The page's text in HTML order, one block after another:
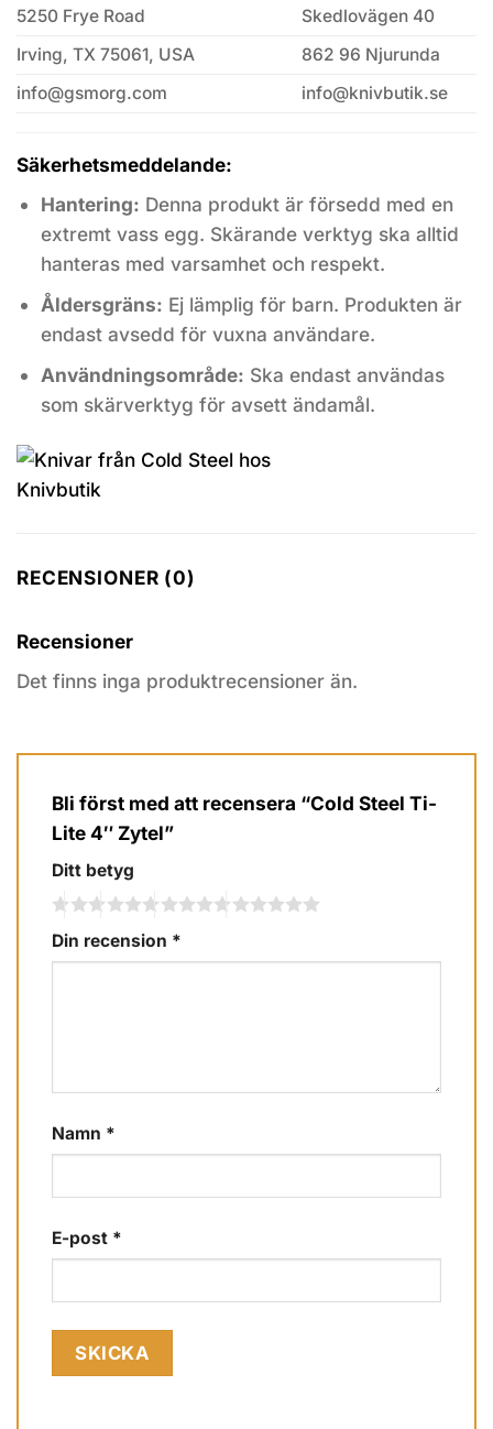
5250 Frye Road
Skedlovägen 40
Irving, TX 75061, USA
862 96 Njurunda
info@gsmorg.com
info@knivbutik.se
Säkerhetsmeddelande:
Hantering: Denna produkt är försedd med en
extremt vass egg. Skärande verktyg ska alltid
hanteras med varsamhet och respekt.
Åldersgräns: Ej lämplig för barn. Produkten är
endast avsedd för vuxna användare.
Användningsområde: Ska endast användas
som skärverktyg för avsett ändamål.
RECENSIONER (0)
Recensioner
Det finns inga produktrecensioner än.
Bli först med att recensera “Cold Steel Ti-
Lite 4″ Zytel”
Ditt betyg
Din recension *
Namn *
E-post *